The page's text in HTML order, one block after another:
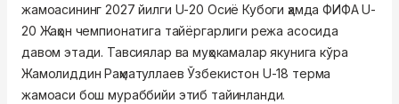
жамоасининг 2027 йилги U-20 Осиё Кубоги ҳамда ФИФА U-
20 Жаҳон чемпионатига тайёргарлиги режа асосида
давом этади. Тавсиялар ва муҳокамалар якунига кўра
Жамолиддин Раҳматуллаев Ўзбекистон U-18 терма
жамоаси бош мураббийи этиб тайинланди.